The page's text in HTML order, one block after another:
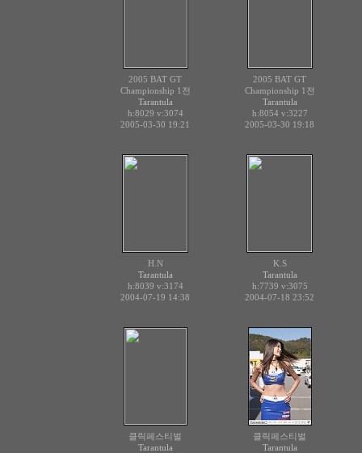
2005 BAT GT
Championship 1전
Tarantula
h:8029 v:3074
2005-03-30 19:21
2005 BAT GT
Championship 1전
Tarantula
h:8054 v:3227
2005-03-30 19:18
H.N
Tarantula
h:8039 v:3174
2004-07-19 14:38
K.S
Tarantula
h:7739 v:3075
2004-07-18 23:52
클릭페스티벌
Tarantula
클릭페스티벌
Tarantula